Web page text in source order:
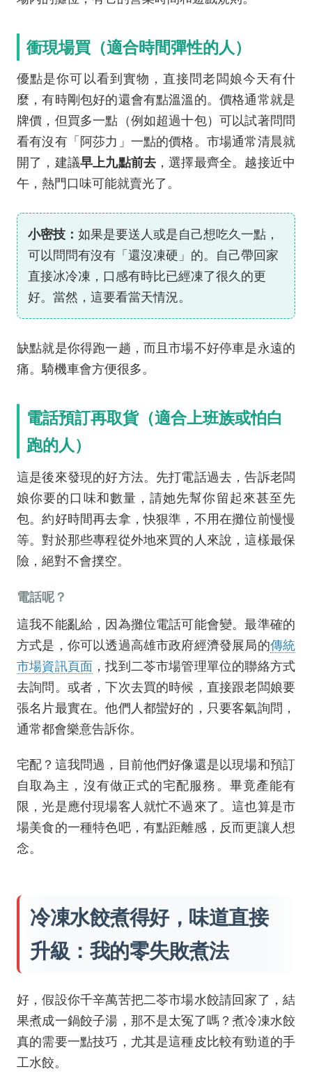
衝現場買（適合時間彈性的人）
優點是你可以看到實物，直接問老闆娘今天有什
麼，有時剛包好的還會有點溫溫的。價格通常就是
牌價，但買多一點（例如超過十包）可以試著問問
看有沒有「阿莎力」一點的價格。市場通常清晨就
開了，建議早上九點前去 ，選擇最齊全。越接近中
午，熱門口味可能就賣光了。
小密技： 如果是要送人或是自己想吃久一點，
可以問問有沒有「還沒凍硬」的。自己帶回家
直接冰冷凍，口感有時比已經凍了很久的更
好。當然，這要看當天情況。
缺點就是你得跑一趟，而且市場不好停車是永遠的
痛。騎機車會方便很多。
電話預訂再取貨（適合上班族或怕白
跑的人）
這是後來發現的好方法。先打電話過去，告訴老闆
娘你要的口味和數量，請她先幫你留起來甚至先
包。約好時間再去拿，快狠準，不用在攤位前慢慢
等。對於那些專程從外地來買的人來說，這樣最保
險，絕對不會撲空。
電話呢？
這我不能亂給，因為攤位電話可能會變。最準確的
方式是，你可以透過高雄市政府經濟發展局的傳統
市場資訊頁面 ，找到二苓市場管理單位的聯絡方式
去詢問。或者，下次去買的時候，直接跟老闆娘要
張名片最實在。他們人都蠻好的，只要客氣詢問，
通常都會樂意告訴你。
宅配？這我問過，目前他們好像還是以現場和預訂
自取為主，沒有做正式的宅配服務。畢竟產能有
限，光是應付現場客人就忙不過來了。這也算是市
場美食的一種特色吧，有點距離感，反而更讓人想
念。
冷凍水餃煮得好，味道直接
升級：我的零失敗煮法
好，假設你千辛萬苦把二苓市場水餃請回家了，結
果煮成一鍋餃子湯，那不是太冤了嗎？煮冷凍水餃
真的需要一點技巧，尤其是這種皮比較有勁道的手
工水餃。